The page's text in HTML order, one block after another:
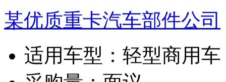
某优质重卡汽车部件公司
适用车型： 轻型商用